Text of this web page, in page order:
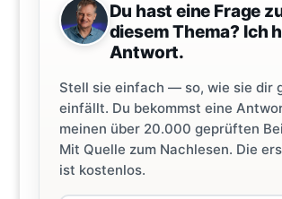
Du hast eine Frage
diesem Thema? Ich
Antwort.
Stell sie einfach — so, wie sie dir
einfällt. Du bekommst eine
meinen über 20.000 geprüften
Mit Quelle zum Nachlesen. Die
ist kostenlos.